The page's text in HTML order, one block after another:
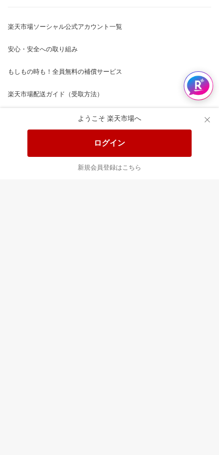
ようこそ 楽天市場へ
ログイン
新規会員登録はこちら
楽天市場ソーシャル公式アカウント一覧
安心・安全への取り組み
もしもの時も！全員無料の補償サービス
楽天市場配送ガイド（受取方法）
楽天にお店を開きませんか？
楽天ショッピングサービスご利用規約